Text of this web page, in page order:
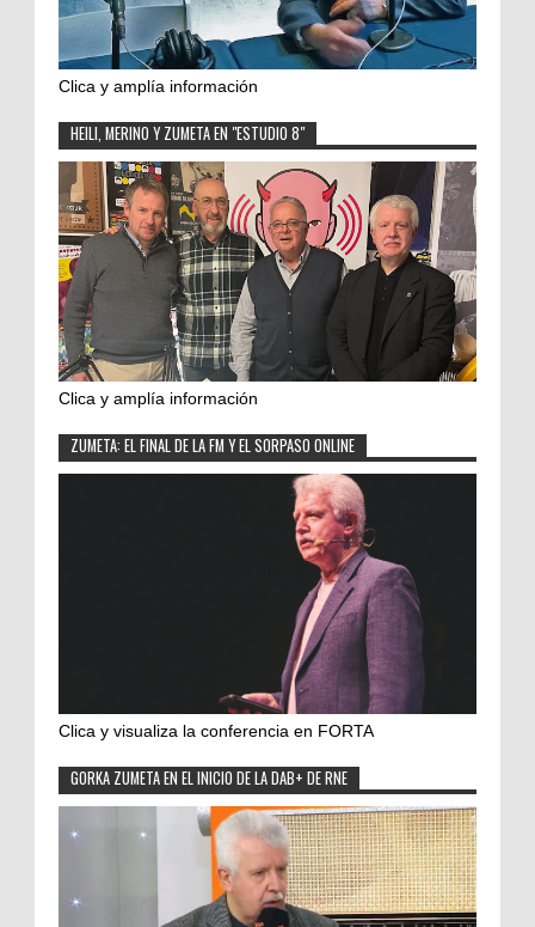
Clica y amplía información
HEILI, MERINO Y ZUMETA EN "ESTUDIO 8"
Clica y amplía información
ZUMETA: EL FINAL DE LA FM Y EL SORPASO ONLINE
Clica y visualiza la conferencia en FORTA
GORKA ZUMETA EN EL INICIO DE LA DAB+ DE RNE